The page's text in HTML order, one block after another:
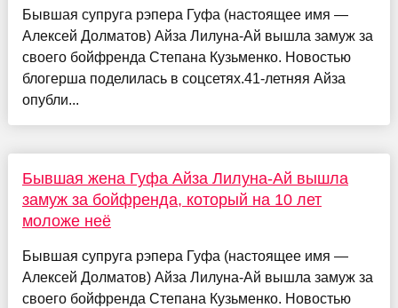
Бывшая супруга рэпера Гуфа (настоящее имя —
Алексей Долматов) Айза Лилуна-Ай вышла замуж за
своего бойфренда Степана Кузьменко. Новостью
блогерша поделилась в соцсетях.41-летняя Айза
опубли...
Бывшая жена Гуфа Айза Лилуна-Ай вышла
замуж за бойфренда, который на 10 лет
моложе неё
Бывшая супруга рэпера Гуфа (настоящее имя —
Алексей Долматов) Айза Лилуна-Ай вышла замуж за
своего бойфренда Степана Кузьменко. Новостью